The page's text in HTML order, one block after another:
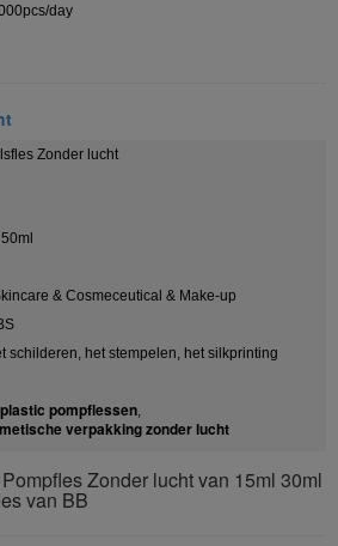
day
Zonder lucht
& Cosmeceutical & Make-up
schilderen, het stempelen, het silkprinting
pompflessen,
verpakking zonder lucht
Zonder lucht van 15ml 30ml
van BB